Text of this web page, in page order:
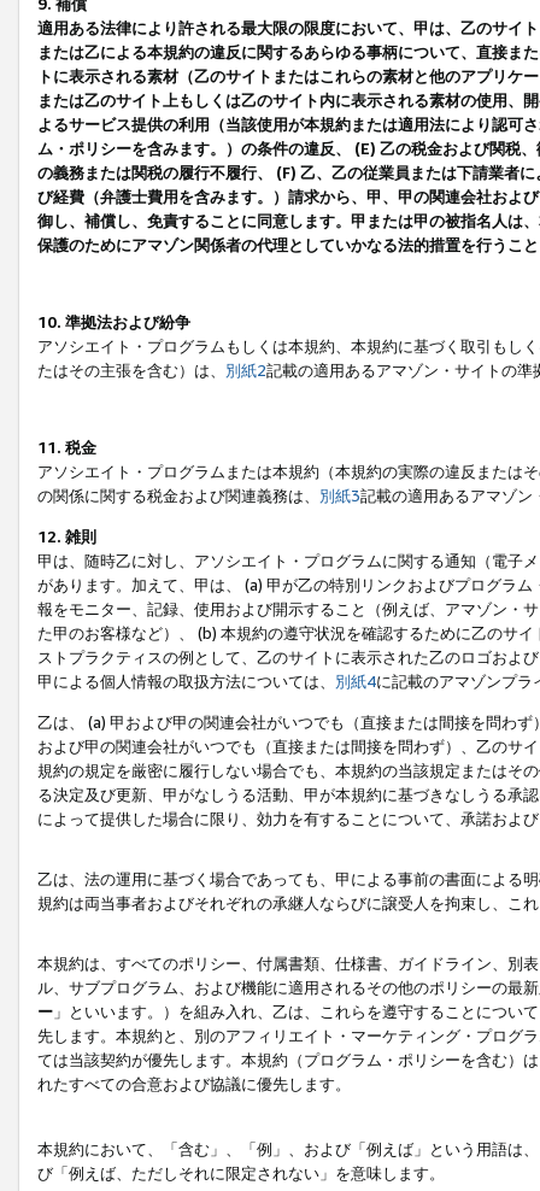
9. 補償
適用ある法律により許される最大限の限度において、甲は、乙のサイ
または乙による本規約の違反に関するあらゆる事柄について、直接ま
トに表示される素材（乙のサイトまたはこれらの素材と他のアプリ
または乙のサイト上もしくは乙のサイト内に表示される素材の使用、
よるサービス提供の利用（当該使用が本規約または適用法により認可
ム・ポリシーを含みます。）の条件の違反、 (E) 乙の税金および関税
の義務または関税の履行不履行、 (F) 乙、乙の従業員または下請業者
び経費（弁護士費用を含みます。）請求から、甲、甲の関連会社およ
御し、補償し、免責することに同意します。甲または甲の被指名人は
保護のためにアマゾン関係者の代理としていかなる法的措置を行うこ
10. 準拠法および紛争
アソシエイト・プログラムもしくは本規約、本規約に基づく取引もし
たはその主張を含む）は、 別紙2記載の適用あるアマゾン・サイトの
11. 税金
アソシエイト・プログラムまたは本規約（本規約の実際の違反または
の関係に関する税金および関連義務は、 別紙3記載の適用あるアマゾン
12. 雑則
甲は、随時乙に対し、アソシエイト・プログラムに関する通知（電子
があります。加えて、甲は、 (a) 甲が乙の特別リンクおよびプログラ
報をモニター、記録、使用および開示すること（例えば、アマゾン・
た甲のお客様など）、 (b) 本規約の遵守状況を確認するために乙のサ
ストプラクティスの例として、乙のサイトに表示された乙のロゴおよ
甲による個人情報の取扱方法については、 別紙4に記載のアマゾンプ
乙は、 (a) 甲および甲の関連会社がいつでも（直接または間接を問わ
および甲の関連会社がいつでも（直接または間接を問わず）、乙のサ
規約の規定を厳密に履行しない場合でも、本規約の当該規定またはそ
る決定及び更新、甲がなしうる活動、甲が本規約に基づきなしうる承
によって提供した場合に限り、効力を有することについて、承諾およ
乙は、法の運用に基づく場合であっても、甲による事前の書面による
規約は両当事者およびそれぞれの承継人ならびに譲受人を拘束し、こ
本規約は、すべてのポリシー、付属書類、仕様書、ガイドライン、別
ル、サブプログラム、および機能に適用されるその他のポリシーの最
ー 」といいます。）を組み入れ、乙は、これらを遵守することにつ
先します。本規約と、別のアフィリエイト・マーケティング・プログ
ては当該契約が優先します。本規約（プログラム・ポリシーを含む）
れたすべての合意および協議に優先します。
本規約において、「含む」、「例」、および「例えば」という用語は
び「例えば、ただしそれに限定されない」を意味します。